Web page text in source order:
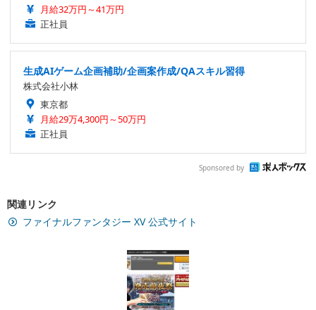
月給32万円～41万円
正社員
生成AIゲーム企画補助/企画案作成/QAスキル習得
株式会社小林
東京都
月給29万4,300円～50万円
正社員
Sponsored by
関連リンク
ファイナルファンタジー XV 公式サイト